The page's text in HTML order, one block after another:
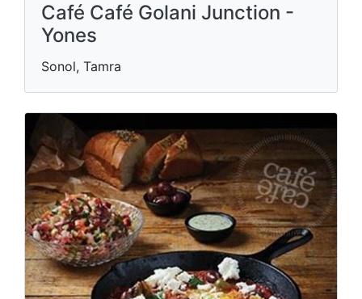
Café Café Golani Junction -
Yones
Sonol, Tamra